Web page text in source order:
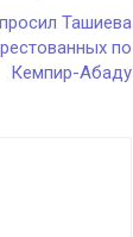
Ташиева
по
Кемпир-Абаду